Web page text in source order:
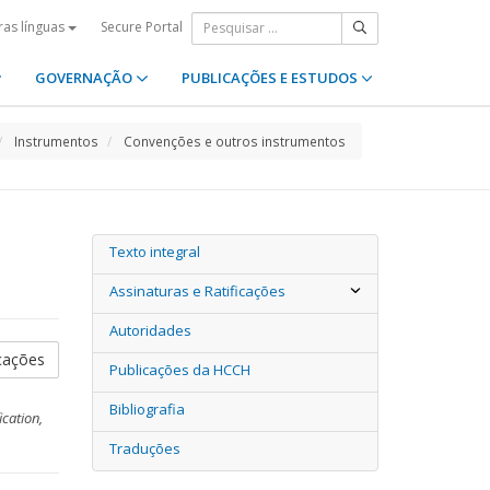
línguas Secure Portal
GOVERNAÇÃO PUBLICAÇÕES E ESTUDOS
Instrumentos Convenções e outros instrumentos
Texto integral
Assinaturas e Ratificações
Autoridades
Publicações da HCCH
Bibliografia
Traduções